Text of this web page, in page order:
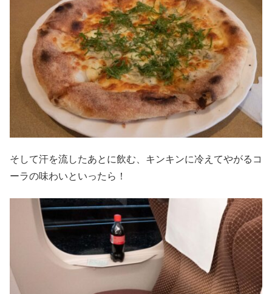
そして汗を流したあとに飲む、キンキンに冷えてやがるコ
ーラの味わいといったら！